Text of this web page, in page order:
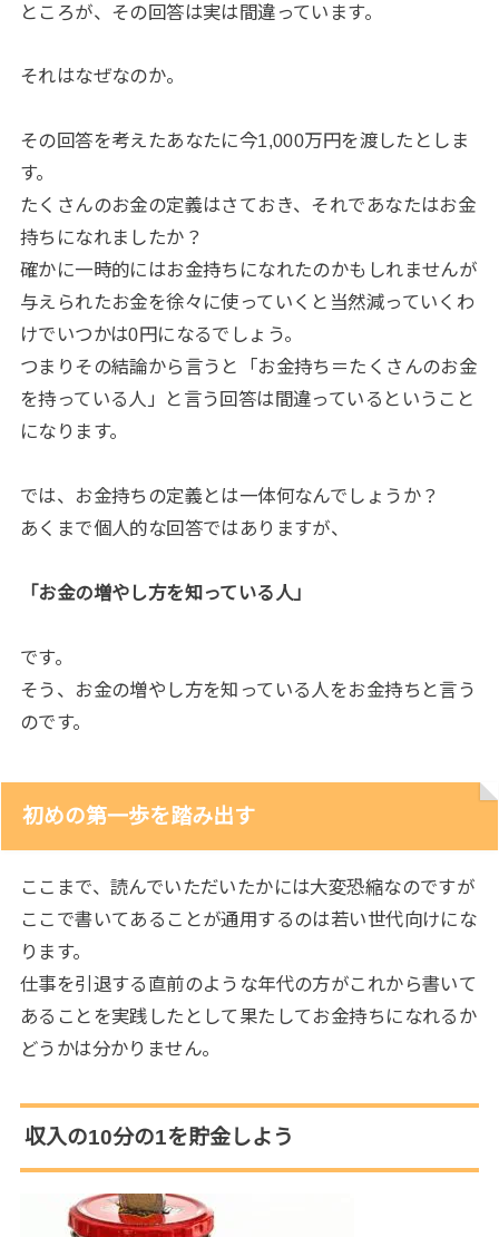
ところが、その回答は実は間違っています。
それはなぜなのか。
その回答を考えたあなたに今1,000万円を渡したとしま
す。
たくさんのお金の定義はさておき、それであなたはお金
持ちになれましたか？
確かに一時的にはお金持ちになれたのかもしれませんが
与えられたお金を徐々に使っていくと当然減っていくわ
けでいつかは0円になるでしょう。
つまりその結論から言うと「お金持ち＝たくさんのお金
を持っている人」と言う回答は間違っているということ
になります。
では、お金持ちの定義とは一体何なんでしょうか？
あくまで個人的な回答ではありますが、
「お金の増やし方を知っている人」
です。
そう、お金の増やし方を知っている人をお金持ちと言う
のです。
初めの第一歩を踏み出す
ここまで、読んでいただいたかには大変恐縮なのですが
ここで書いてあることが通用するのは若い世代向けにな
ります。
仕事を引退する直前のような年代の方がこれから書いて
あることを実践したとして果たしてお金持ちになれるか
どうかは分かりません。
収入の10分の1を貯金しよう